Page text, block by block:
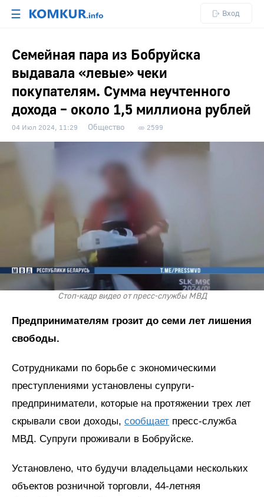
☰ Вход
Семейная пара из Бобруйска
выдавала «левые» чеки
покупателям. Сумма неучтенного
дохода – около 1,5 миллиона рублей
04 Июл 2024, 11:29 Общество 2599
Стоп-кадр видео от пресс-службы МВД
Предпринимателям грозит до семи лет лишения
свободы.
Сотрудниками по борьбе с экономическими
преступлениями установлены супруги-
предприниматели, которые на протяжении трех лет
скрывали свои доходы, сообщает пресс-служба
МВД. Супруги проживали в Бобруйске.
Установлено, что будучи владельцами нескольких
объектов розничной торговли, 44-летняя